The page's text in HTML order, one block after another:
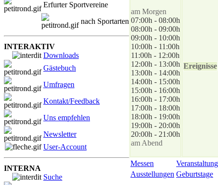
Erfurter Sportvereine
nach Sportarten
INTERAKTIV
Downloads
Gästebuch
Umfragen
Kontakt/Feedback
Uns empfehlen
Newsletter
User-Account
INTERNA
Suche
am Morgen
07:00h - 08:00h
08:00h - 09:00h
09:00h - 10:00h
10:00h - 11:00h
11:00h - 12:00h
12:00h - 13:00h
13:00h - 14:00h
14:00h - 15:00h
15:00h - 16:00h
16:00h - 17:00h
17:00h - 18:00h
18:00h - 19:00h
19:00h - 20:00h
20:00h - 21:00h
am Abend
Ereignisse
Messen
Veranstaltung
Ausstellungen Geburtstage